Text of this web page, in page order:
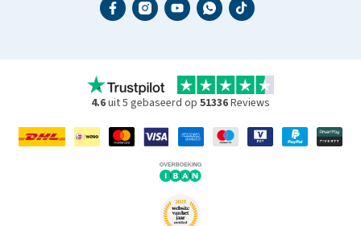
4.6uit 5 gebaseerd op 51336Reviews